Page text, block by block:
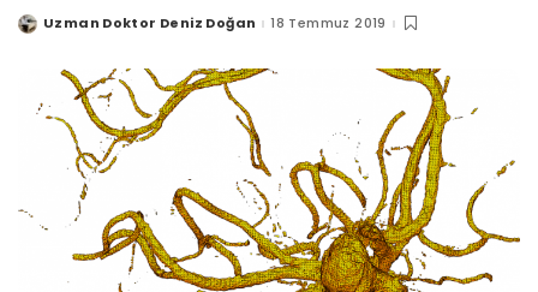
PostedUzman Doktor Deniz Doğan 18 Temmuz 2019